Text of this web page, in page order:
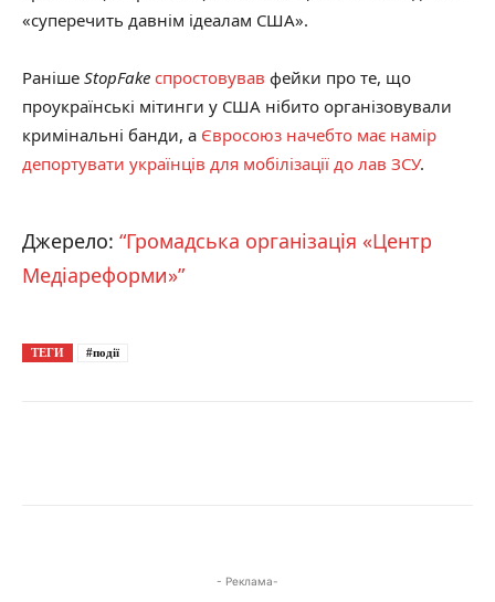
«суперечить давнім ідеалам США».
Раніше StopFake спростовував фейки про те, що
проукраїнські мітинги у США нібито організовували
кримінальні банди, а Євросоюз начебто має намір
депортувати українців для мобілізації до лав ЗСУ.
Джерело: “Громадська організація «Центр
Медіареформи»”
ТЕГИ #події
- Реклама-